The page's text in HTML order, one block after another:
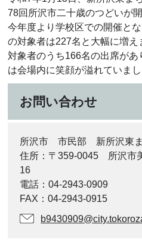
78回所沢市二十歳のつどいが
今年度より学校区での開催と
の対象者は227名と大幅に増え
対象者のうち166名の出席が
は会場内に笑顔が溢れていまし
お問い合わせ
所沢市 市民部 新所沢東ま
住所：〒359-0045 所沢市
16
電話：04-2943-0909
FAX：04-2943-0915